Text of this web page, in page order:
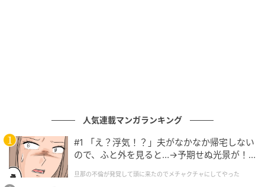
人気連載マンガランキング
#1 「え？浮気！？」夫がなかなか帰宅しない
ので、ふと外を見ると…→予期せぬ光景が！
クチャにしてやった
旦那の不倫が発覚して頭に来たのでメチャクチャにしてやった